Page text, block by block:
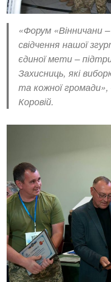
«Форум «Вінничани
свідчення нашої
єдиної мети –
Захисниць, які
та кожної громади»,
Коровій.